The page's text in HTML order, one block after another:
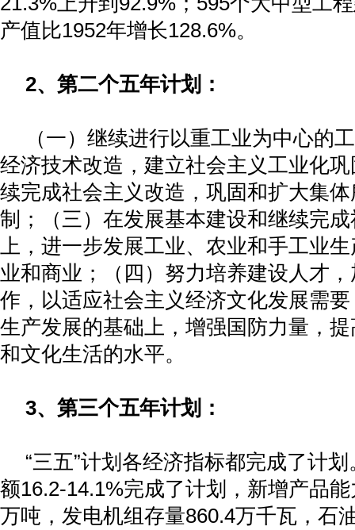
产值比1952年增长128.6%。
2、第二个五年计划：
（一）继续进行以重工业为中心的
经济技术改造，建立社会主义工业化
续完成社会主义改造，巩固和扩大集
制；（三）在发展基本建设和继续完
上，进一步发展工业、农业和手工业
业和商业；（四）努力培养建设人才
作，以适应社会主义经济文化发展需
生产发展的基础上，增强国防力量，
和文化生活的水平。
3、第三个五年计划：
“三五”计划各经济指标都完成了计
额16.2-14.1%完成了计划，新增产品
万吨，发电机组存量860.4万千瓦，石